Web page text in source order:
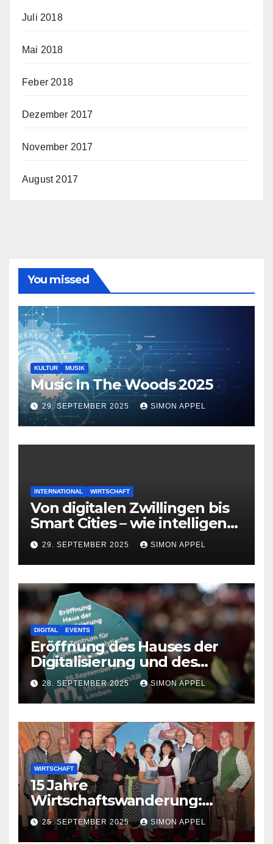
Juli 2018
Mai 2018
Feber 2018
Dezember 2017
November 2017
August 2017
You missed
KULTUR MUSIK
Music In The Woods 2025
29. SEPTEMBER 2025 SIMON APPEL
INTERNATIONAL WIRTSCHAFT
Von digitalen Zwillingen bis
Smart Cities – wie intelligente
Systeme die Zukunft
gestalten
29. SEPTEMBER 2025 SIMON APPEL
DIGITAL EVENTS
Eröffnung des Hauses der
Digitalisierung und des
neuen Chemiezentrums an
der Montanuniversität
Leoben
28. SEPTEMBER 2025 SIMON APPEL
WIRTSCHAFT
15 Jahre
Wirtschaftswanderung:
Wirtschaft und Politik im
Dialog am Berg
25. SEPTEMBER 2025 SIMON APPEL